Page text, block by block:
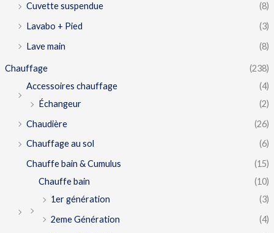
Cuvette suspendue
(8)
Lavabo + Pied
(3)
Lave main
(8)
Chauffage
(238)
Accessoires chauffage
(4)
Échangeur
(2)
Chaudière
(26)
Chauffage au sol
(6)
Chauffe bain & Cumulus
(15)
Chauffe bain
(10)
1er génération
(3)
2eme Génération
(4)